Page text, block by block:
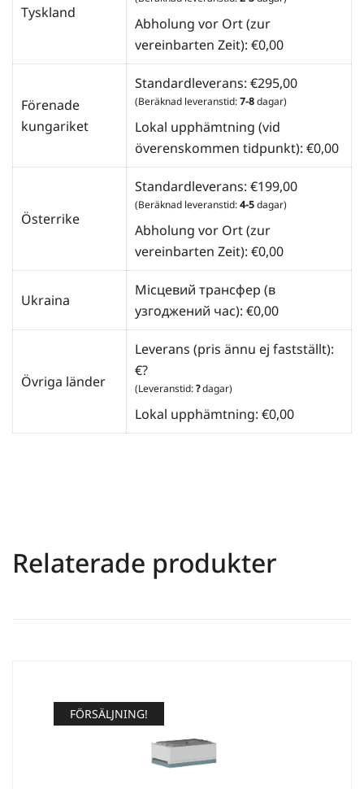
Tyskland
Abholung vor Ort (zur
vereinbarten Zeit): €0,00
Förenade
kungariket
Standardleverans: €295,00
(Beräknad leveranstid:7-8dagar)
Lokal upphämtning (vid
överenskommen tidpunkt): €0,00
Österrike
Standardleverans: €199,00
(Beräknad leveranstid:4-5dagar)
Abholung vor Ort (zur
vereinbarten Zeit): €0,00
Ukraina
Місцевий трансфер (в
узгоджений час): €0,00
Övriga länder
Leverans (pris ännu ej fastställt):
€?
(Leveranstid:?dagar)
Lokal upphämtning: €0,00
Relaterade produkter
FÖRSÄLJNING!